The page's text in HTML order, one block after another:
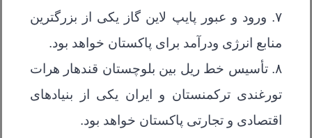
۷. ورود و عبور پایپ لاین گاز یکی از بزرگترین
منابع انرژی ودرآمد برای پاکستان خواهد بود.
۸. تأسیس خط ریل بین بلوچستان قندهار هرات
تورغندی ترکمنستان و ایران یکی از بنیادهای
اقتصادی و تجارتی پاکستان خواهد بود.